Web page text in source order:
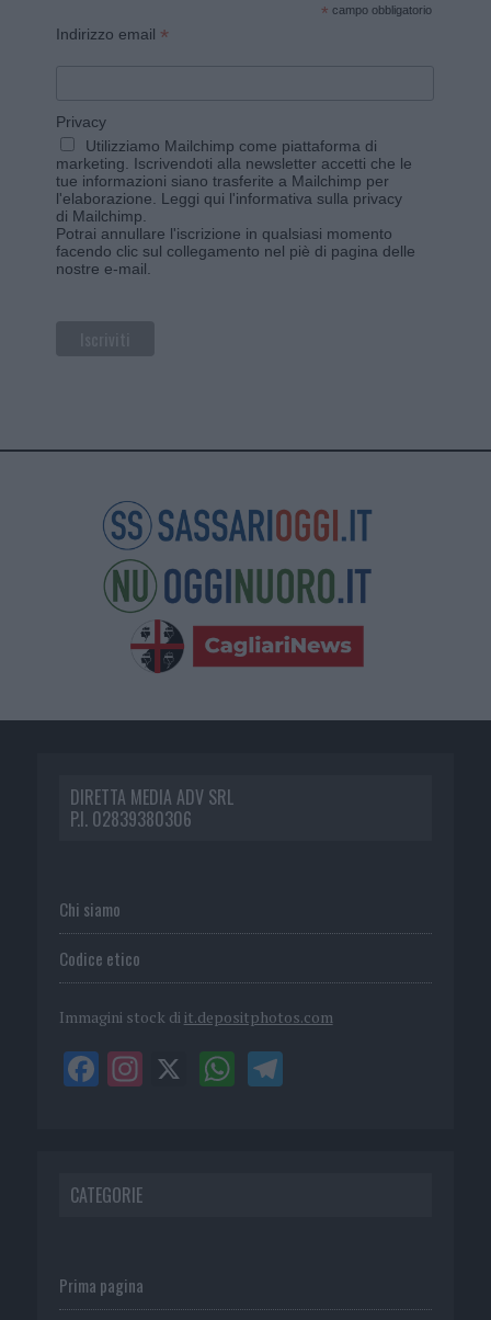
* campo obbligatorio
Indirizzo email *
Privacy
Utilizziamo Mailchimp come piattaforma di
marketing. Iscrivendoti alla newsletter accetti che le
tue informazioni siano trasferite a Mailchimp per
l'elaborazione. Leggi qui l'informativa sulla privacy
di Mailchimp
Potrai annullare l'iscrizione in qualsiasi momento
facendo clic sul collegamento nel piè di pagina delle
nostre e-mail.
DIRETTA MEDIA ADV SRL
P.I. 02839380306
Chi siamo
Codice etico
Immagini stock di it.depositphotos.com
CATEGORIE
Prima pagina